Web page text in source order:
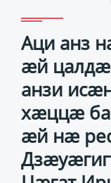
Аци анз
æй
анзи
хæццæ
æй нæ